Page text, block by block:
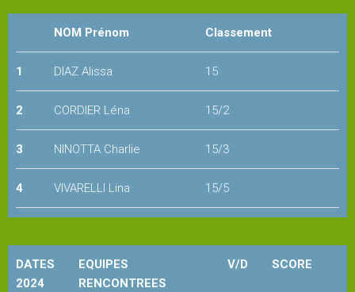
accès
HOUSE
Snack
Service
shop
NOM Prénom Classement
1 DIAZ Alissa 15
2 CORDIER Léna 15/2
3 NINOTTA Charlie 15/3
4 VIVARELLI Lina 15/5
DATES
2024
EQUIPES
RENCONTREES
V/D SCORE